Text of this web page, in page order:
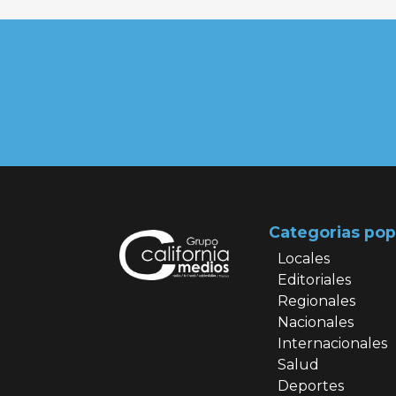
Categorias
Locales
Editoriales
Regionales
Nacionales
Internacionales
Salud
Deportes